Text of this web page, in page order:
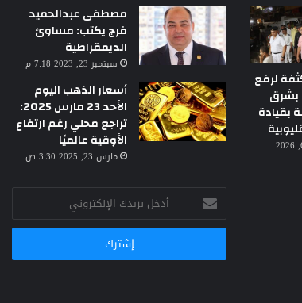
لرفع
بشرق
بقيادة
أغسطس 6, 2026
مصطفى عبدالحميد
فرج يكتب: مساوئ
الديمقراطية
سبتمبر 23, 2023 7:18 م
أسعار الذهب اليوم
الأحد 23 مارس 2025:
تراجع محلي رغم ارتفاع
الأوقية عالميًا
مارس 23, 2025 3:30 ص
أدخل
بريدك
الإلكتروني